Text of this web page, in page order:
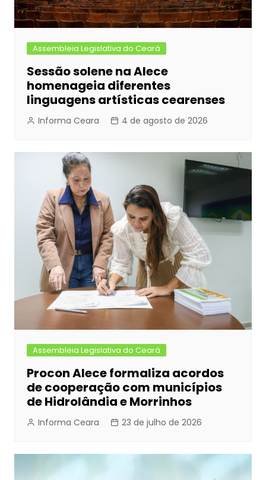
Assembleia Legislativa do Ceará
Sessão solene na Alece
homenageia diferentes
linguagens artísticas cearenses
Informa Ceara 4 de agosto de 2026
Assembleia Legislativa do Ceará
Procon Alece formaliza acordos
de cooperação com municípios
de Hidrolândia e Morrinhos
Informa Ceara 23 de julho de 2026